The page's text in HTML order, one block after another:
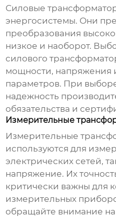
Силовые
энергосистемы. Они
преобразования
низкое и наоборот.
силового
мощности, напряжения
параметров. При
надежность
обязательства и
Измерительные
Измерительные
используются для
электрических сетей,
напряжение. Их
критически важны для
измерительных
обращайте внимание на